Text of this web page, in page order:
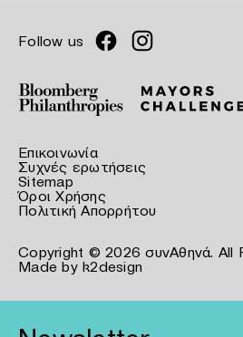
Follow us
Επικοινωνία
Συχνές ερωτήσεις
Sitemap
Όροι Χρήσης
Πολιτική Απορρήτου
Copyright © 2026 συνΑθηνά. All
Made by k2design